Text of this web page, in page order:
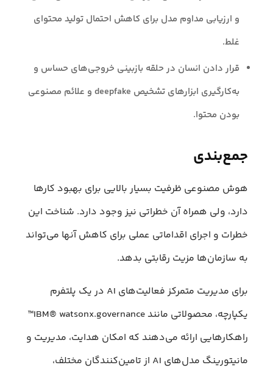
و ارزیابی مداوم مدل برای کاهش احتمال تولید محتوای
غلط.
قرار دادن انسان در حلقه بازبینی خروجی‌های حساس و
به‌کارگیری ابزارهای تشخیص deepfake و علائم مصنوعی
بودن محتوا.
جمع‌بندی
هوش مصنوعی ظرفیت بسیار بالایی برای بهبود کارها
دارد، ولی همراه آن خطراتی نیز وجود دارد. شناخت این
خطرات و اجرای اقداماتی عملی برای کاهش آنها می‌تواند
به سازمان‌ها مزیت رقابتی بدهد.
برای مدیریت متمرکز فعالیت‌های AI در یک پلتفرم
یکپارچه، محصولاتی مانند IBM® watsonx.governance™
راهکارهایی ارائه می‌دهند که امکان هدایت، مدیریت و
مانیتورینگ مدل‌های AI از تامین‌کنندگان مختلف،